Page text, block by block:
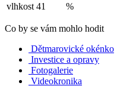
vlhkost 41 %
Co by se vám mohlo hodit
Dětmarovické okénko
Investice a opravy
Fotogalerie
Videokronika